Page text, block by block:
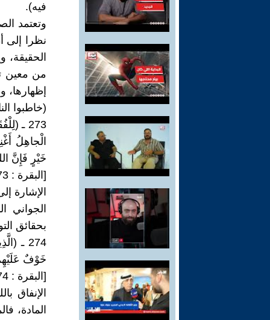
فيه).
وتعتمد
نظرا إلى
من معين
(خاطبوا
273
الْجاهِلُ
خَيْرٍ فَإِنَّ
[البقرة : 273]
الإشارة
الجواني
بحقائق
274 ـ
خَوْفٌ عَلَيْهِمْ
[البقرة : 274]
الإنفاق
المادة،